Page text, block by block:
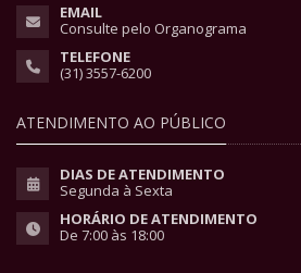
EMAIL
Consulte pelo Organograma
TELEFONE
(31) 3557-6200
ATENDIMENTO AO PÚBLICO
DIAS DE ATENDIMENTO
Segunda à Sexta
HORÁRIO DE ATENDIMENTO
De 7:00 às 18:00